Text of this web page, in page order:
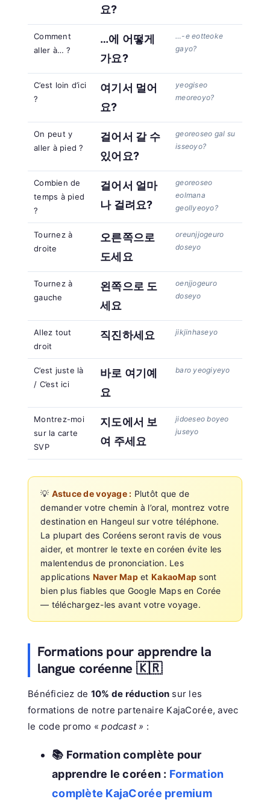
요?
Comment
aller à… ?
…에 어떻게
가요?
…-e eotteoke
gayo?
C’est loin d’ici
?
여기서 멀어
요?
yeogiseo
meoreoyo?
On peut y
aller à pied ?
걸어서 갈 수
있어요?
georeoseo gal su
isseoyo?
Combien de
temps à pied
?
걸어서 얼마
나 걸려요?
georeoseo
eolmana
geollyeoyo?
Tournez à
droite
오른쪽으로
도세요
oreunjjogeuro
doseyo
Tournez à
gauche
왼쪽으로 도
세요
oenjjogeuro
doseyo
Allez tout
droit
직진하세요 jikjinhaseyo
C’est juste là
/ C’est ici
바로 여기예
요
baro yeogiyeyo
Montrez-moi
sur la carte
SVP
지도에서 보
여 주세요
jidoeseo boyeo
juseyo
💡 Astuce de voyage : Plutôt que de
demander votre chemin à l’oral, montrez votre
destination en Hangeul sur votre téléphone.
La plupart des Coréens seront ravis de vous
aider, et montrer le texte en coréen évite les
malentendus de prononciation. Les
applications Naver MapetKakaoMap sont
bien plus fiables que Google Maps en Corée
— téléchargez-les avant votre voyage.
Formations pour apprendre la
langue coréenne 🇰🇷
Bénéficiez de 10% de réduction sur les
formations de notre partenaire KajaCorée, avec
le code promo «podcast » :
📚 Formation complète pour
apprendre le coréen : Formation
complète KajaCorée premium